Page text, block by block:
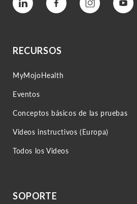
Vimeo Facebook Instagram YouTube
RECURSOS
MyMojoHealth
Eventos
Conceptos básicos de las pruebas
Videos instructivos (Europa)
Todos los Videos
SOPORTE